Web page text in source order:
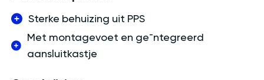
Sterke behuizing uit PPS
Met montagevoet en ge¯ntegreerd
aansluitkastje